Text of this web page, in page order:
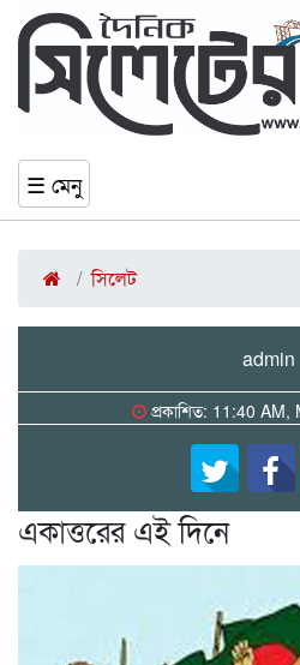
☰ মেনু
সিলেট
admin
প্রকাশিত: 11:40
একাত্তরের এই দিনে